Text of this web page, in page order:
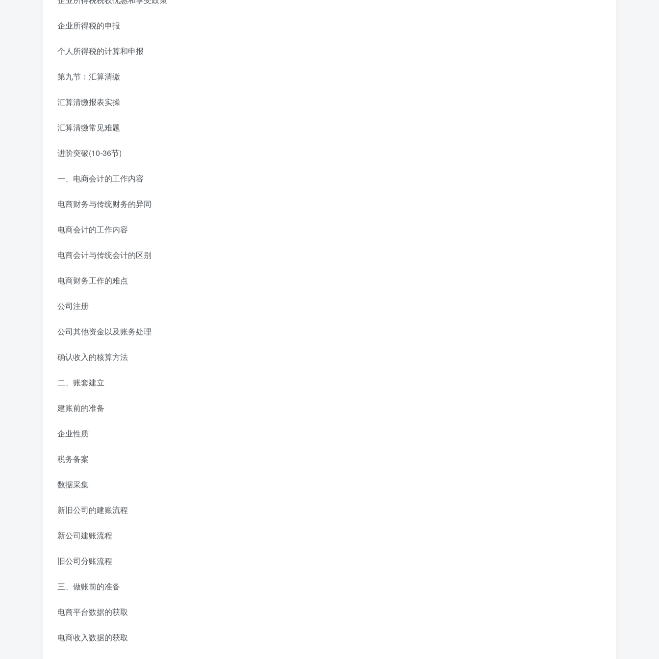
企业所得税的申报
个人所得税的计算和申报
第九节：汇算清缴
汇算清缴报表实操
汇算清缴常见难题
进阶突破(10-36节)
一、电商会计的工作内容
电商财务与传统财务的异同
电商会计的工作内容
电商会计与传统会计的区别
电商财务工作的难点
公司注册
公司其他资金以及账务处理
确认收入的核算方法
二、账套建立
建账前的准备
企业性质
税务备案
数据采集
新旧公司的建账流程
新公司建账流程
旧公司分账流程
三、做账前的准备
电商平台数据的获取
电商收入数据的获取